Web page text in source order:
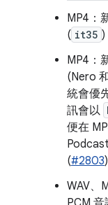
MP4：
( it35
MP4：
(Nero
統會優
訊會以
便在
(#2803
WAV、